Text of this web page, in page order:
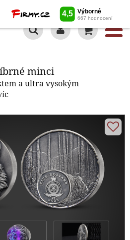
minci
a ultra vysokým
stříbrné minci